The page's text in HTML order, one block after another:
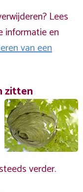
Lees
informatie en
van een
zitten
verder.